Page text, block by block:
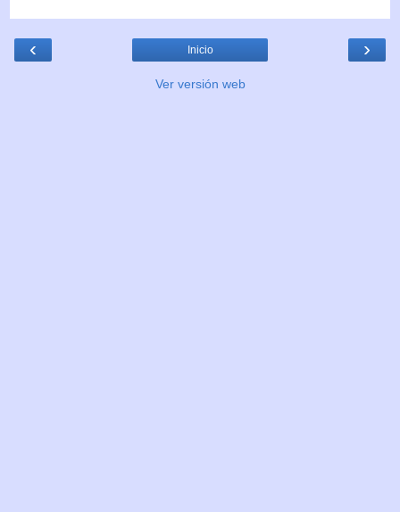
‹ ›
Inicio
Ver versión web